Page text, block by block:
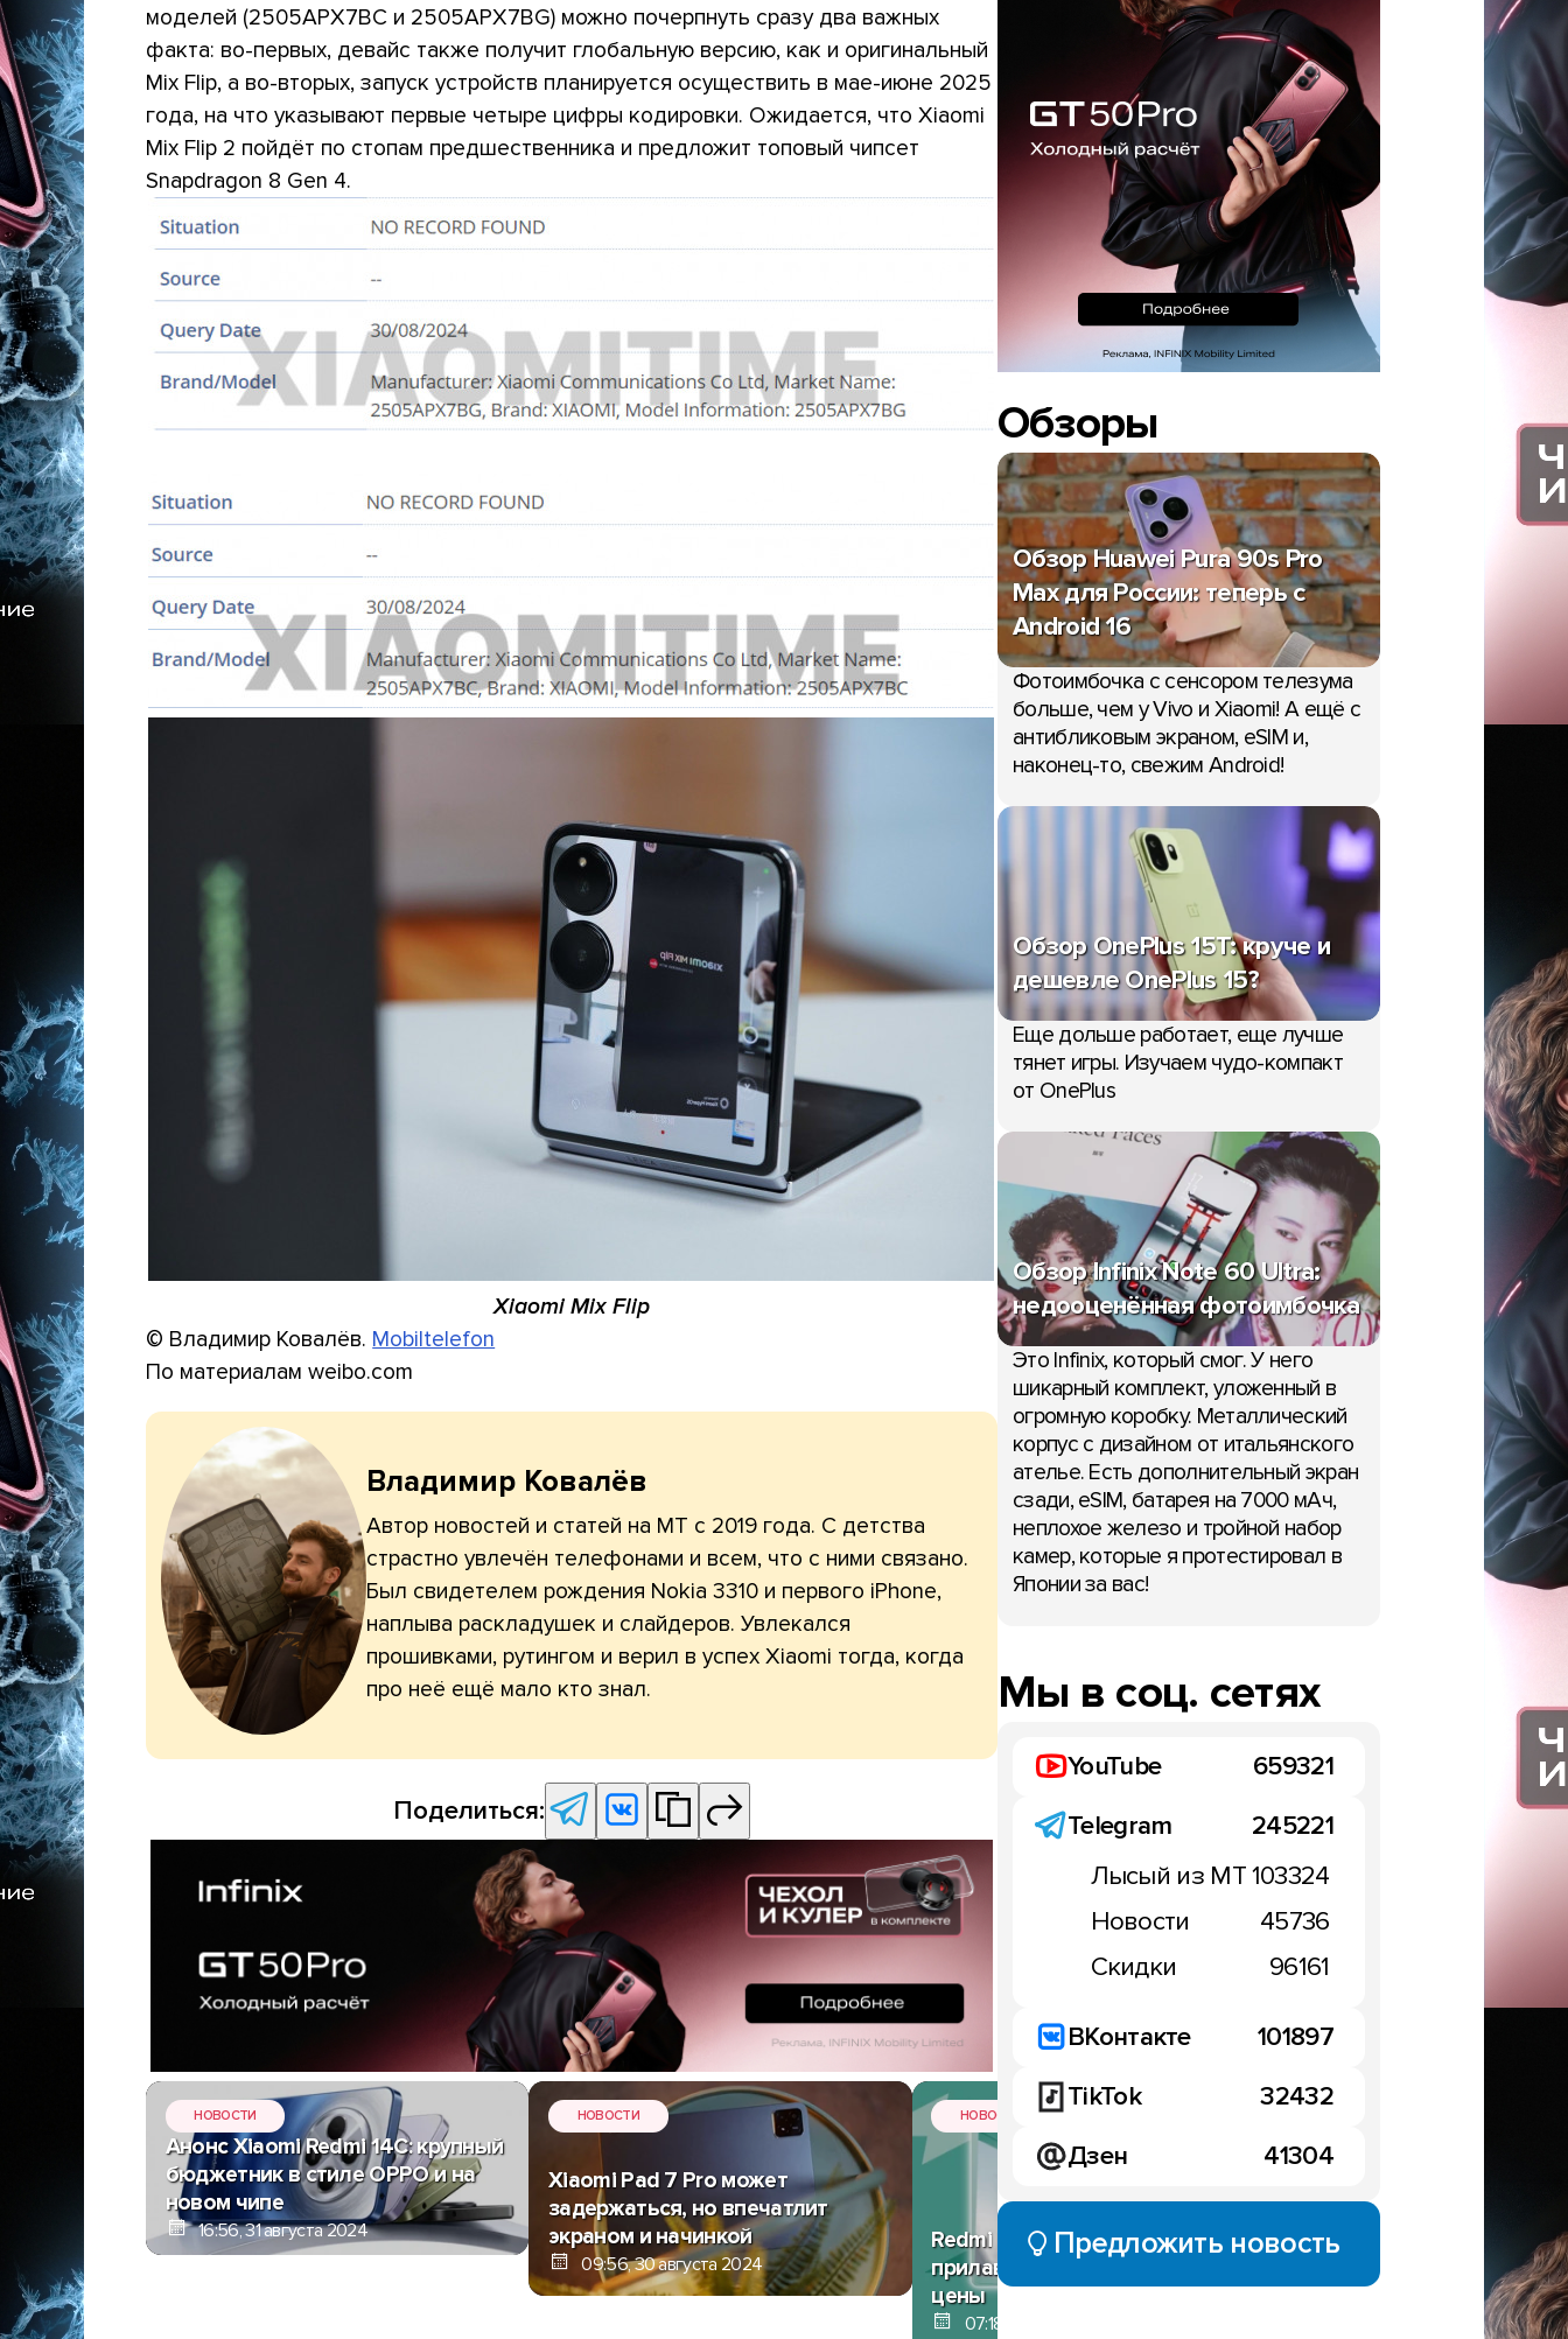
моделей (2505APX7BC и 2505APX7BG) можно почерпнуть сразу два важных
факта: во-первых, девайс также получит глобальную версию, как и оригинальный
Mix Flip, а во-вторых, запуск устройств планируется осуществить в мае-июне 2025
года, на что указывают первые четыре цифры кодировки. Ожидается, что Xiaomi
Mix Flip 2 пойдёт по стопам предшественника и предложит топовый чипсет
Snapdragon 8 Gen 4.
Xiaomi Mix Flip
© Владимир Ковалёв. Mobiltelefon
По материалам weibo.com
Владимир Ковалёв
Автор новостей и статей на МТ с 2019 года. С детства
страстно увлечён телефонами и всем, что с ними связано.
Был свидетелем рождения Nokia 3310 и первого iPhone,
наплыва раскладушек и слайдеров. Увлекался
прошивками, рутингом и верил в успех Xiaomi тогда, когда
про неё ещё мало кто знал.
Поделиться:
НОВОСТИ
Анонс Xiaomi Redmi 14C: крупный
бюджетник в стиле OPPO и на
новом чипе
16:56, 31 августа 2024
НОВОСТИ
Xiaomi Pad 7 Pro может
задержаться, но впечатлит
экраном и начинкой
09:56, 30 августа 2024
НОВОСТИ
Redmi Pad SE 8.7 уже появился на
прилавках М.Видео и Эльдорадо:
цены
07:18, 30 августа 2024
Европе в Q2 2024:
хватку?
11:30, 29 августа 2024
Обзоры
Обзор Huawei Pura 90s Pro
Max для России: теперь с
Android 16
Фотоимбочка с сенсором телезума
больше, чем у Vivo и Xiaomi! А ещё с
антибликовым экраном, eSIM и,
наконец-то, свежим Android!
Обзор OnePlus 15T: круче и
дешевле OnePlus 15?
Еще дольше работает, еще лучше
тянет игры. Изучаем чудо-компакт
от OnePlus
Обзор Infinix Note 60 Ultra:
недооценённая фотоимбочка
Это Infinix, который смог. У него
шикарный комплект, уложенный в
огромную коробку. Металлический
корпус с дизайном от итальянского
ателье. Есть дополнительный экран
сзади, eSIM, батарея на 7000 мАч,
неплохое железо и тройной набор
камер, которые я протестировал в
Японии за вас!
Мы в соц. сетях
YouTube
659321
Telegram
245221
Лысый из МТ103324
Новости
45736
Скидки
96161
ВКонтакте
101897
TikTok
32432
Дзен
41304
Предложить новость